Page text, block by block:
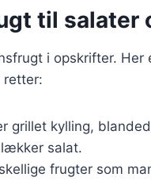
til salater
i opskrifter. Her
retter:
grillet kylling,
salat.
frugter som